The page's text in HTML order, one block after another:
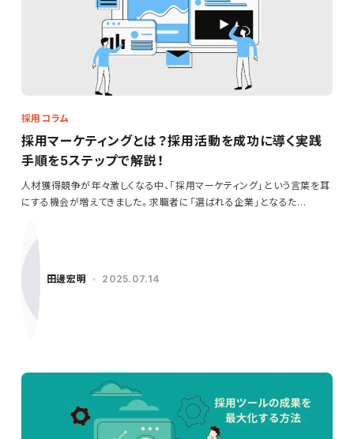
採用コラム
採用マーケティングとは？採用活動を成功に導く実践
手順を5ステップで解説！
人材獲得競争が年々激しくなる中、「採用マーケティング」という言葉を耳
にする機会が増えてきました。求職者に「選ばれる企業」となるた…
田邊宏明 2025.07.14